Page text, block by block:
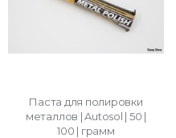
Паста для полировки
металлов | Autosol | 50 |
100 | грамм